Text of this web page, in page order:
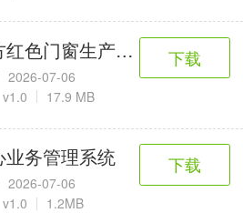
红色门窗生产企业营销型网
2026-07-06
v1.0 17.9 MB
下载
业务管理系统
2026-07-06
v1.0 1.2MB
下载